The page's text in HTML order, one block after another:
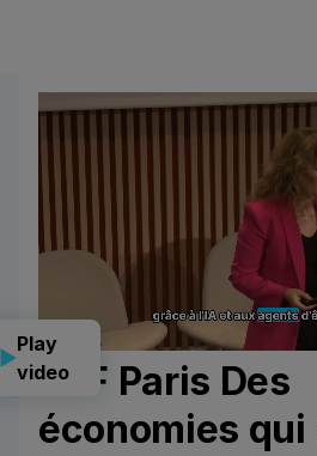
Play
video
CLF Paris Des
économies qui